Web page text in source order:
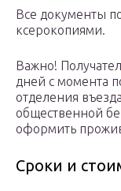
Все документы
ксерокопиями.
Важно!
дней с момента
отделения
общественной
оформить
Сроки и